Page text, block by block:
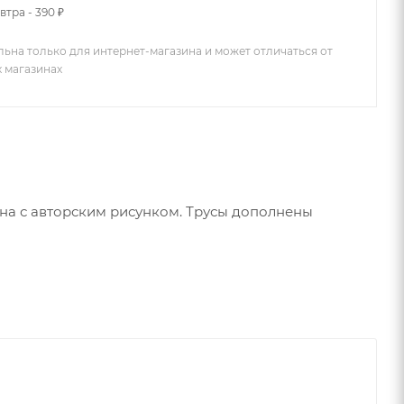
- 390 ₽
только для интернет-магазина и может отличаться от
магазинах
с авторским рисунком. Трусы дополнены